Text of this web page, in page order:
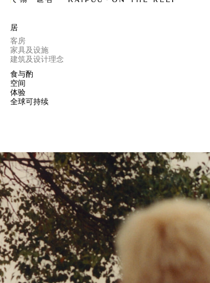
居
客房
家具及设施
建筑及设计理念
食与酌
空间
体验
全球可持续